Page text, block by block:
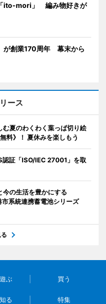
ito-mori」 編み物好きが
が創業170周年 幕末から
ース
夏のわくわく葉っぱ切り絵
料》！ 夏休みを楽しもう
証「ISO/IEC 27001」を取
今の生活を豊かにする
系統連携蓄電池シリーズ
ぶ 買う
る 特集